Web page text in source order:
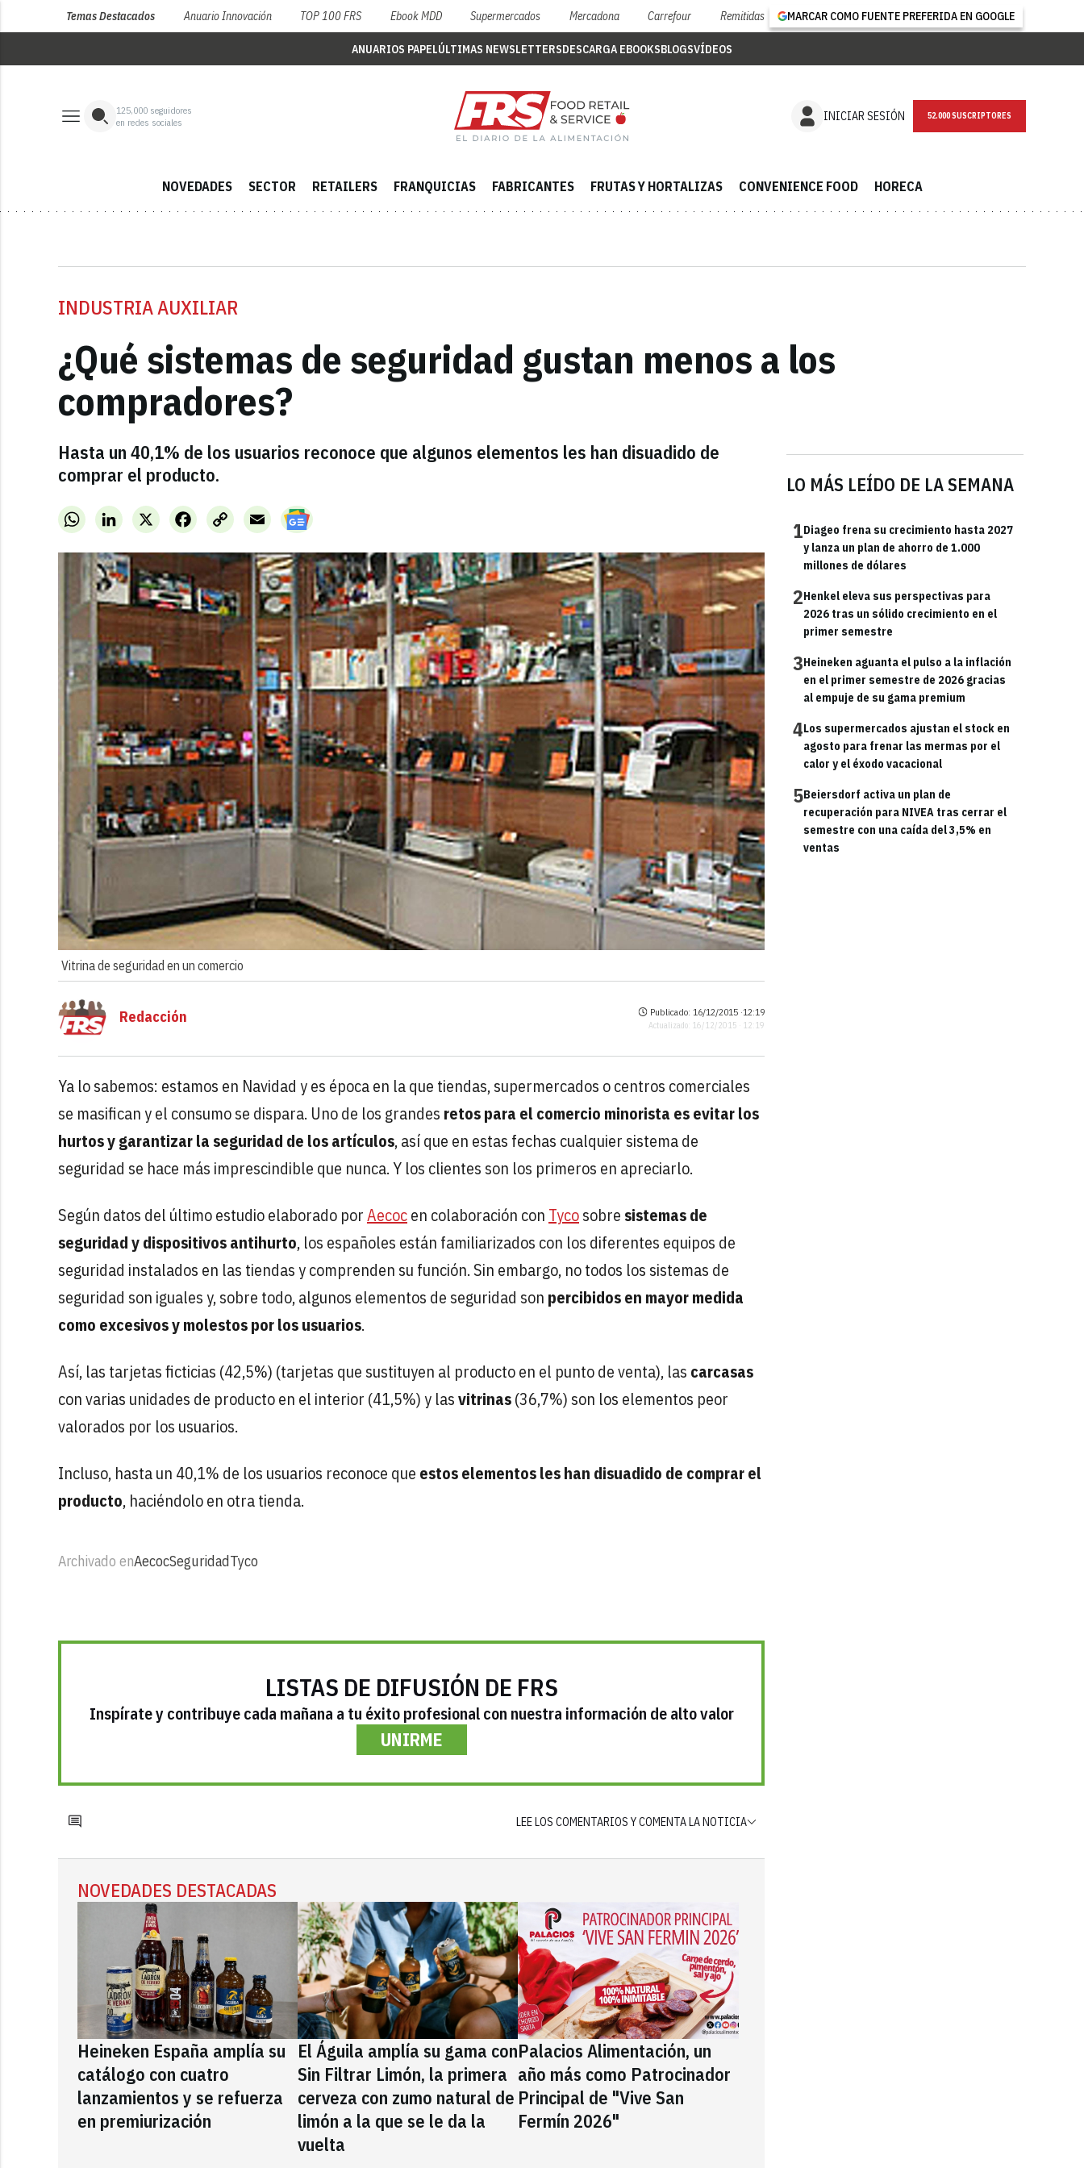
Temas Destacados Anuario Innovación TOP 100 FRS Ebook MDD Supermercados Mercadona Carrefour Remitidas MARCAR COMO FUENTE PREFERIDA EN GOOGLE
ANUARIOS PAPELÚLTIMAS NEWSLETTERSDESCARGA EBOOKSBLOGSVÍDEOS
125,000 seguidores
en redes sociales
INICIAR SESIÓN NEWSLETTER
NOVEDADES SECTOR RETAILERS FRANQUICIAS FABRICANTES FRUTAS Y HORTALIZAS CONVENIENCE FOOD HORECA
INDUSTRIA AUXILIAR
¿Qué sistemas de seguridad gustan menos a los
compradores?
Hasta un 40,1% de los usuarios reconoce que algunos elementos les han disuadido de
comprar el producto.
WhatsAppLinkedInX FacebookCopy
Link
Email
Vitrina de seguridad en un comercio
LO MÁS LEÍDO DE LA SEMANA
1Diageo frena su crecimiento hasta 2027
y lanza un plan de ahorro de 1.000
millones de dólares
2Henkel eleva sus perspectivas para
2026 tras un sólido crecimiento en el
primer semestre
3Heineken aguanta el pulso a la inflación
en el primer semestre de 2026 gracias
al empuje de su gama premium
4Los supermercados ajustan el stock en
agosto para frenar las mermas por el
calor y el éxodo vacacional
5Beiersdorf activa un plan de
recuperación para NIVEA tras cerrar el
semestre con una caída del 3,5% en
ventas
Redacción Publicado: 16/12/2015 ·12:19
Actualizado: 16/12/2015 · 12:19
Ya lo sabemos: estamos en Navidad y es época en la que tiendas, supermercados o centros comerciales
se masifican y el consumo se dispara. Uno de los grandes retos para el comercio minorista es evitar los
hurtos y garantizar la seguridad de los artículos, así que en estas fechas cualquier sistema de
seguridad se hace más imprescindible que nunca. Y los clientes son los primeros en apreciarlo.
Según datos del último estudio elaborado porAecocen colaboración con Tycosobre sistemas de
seguridad y dispositivos antihurto, los españoles están familiarizados con los diferentes equipos de
seguridad instalados en las tiendas y comprenden su función. Sin embargo, no todos los sistemas de
seguridad son iguales y, sobre todo, algunos elementos de seguridad son percibidos en mayor medida
como excesivos y molestos por los usuarios.
Así, las tarjetas ficticias (42,5%) (tarjetas que sustituyen al producto en el punto de venta), las carcasas
con varias unidades de producto en el interior (41,5%) y lasvitrinas(36,7%) son los elementos peor
valorados por los usuarios.
Incluso, hasta un 40,1% de los usuarios reconoce que estos elementos les han disuadido de comprar el
producto, haciéndolo en otra tienda.
Archivado enAecocSeguridadTyco
LISTAS DE DIFUSIÓN DE FRS
Inspírate y contribuye cada mañana a tu éxito profesional con nuestra información de alto valor
UNIRME
LEE LOS COMENTARIOS Y COMENTA LA NOTICIA
NOVEDADES DESTACADAS
Heineken España amplía su
catálogo con cuatro
lanzamientos y se refuerza
en premiurización
El Águila amplía su gama con
Sin Filtrar Limón, la primera
cerveza con zumo natural de
limón a la que se le da la
vuelta
Palacios Alimentación, un
año más como Patrocinador
Principal de "Vive San
Fermín 2026"